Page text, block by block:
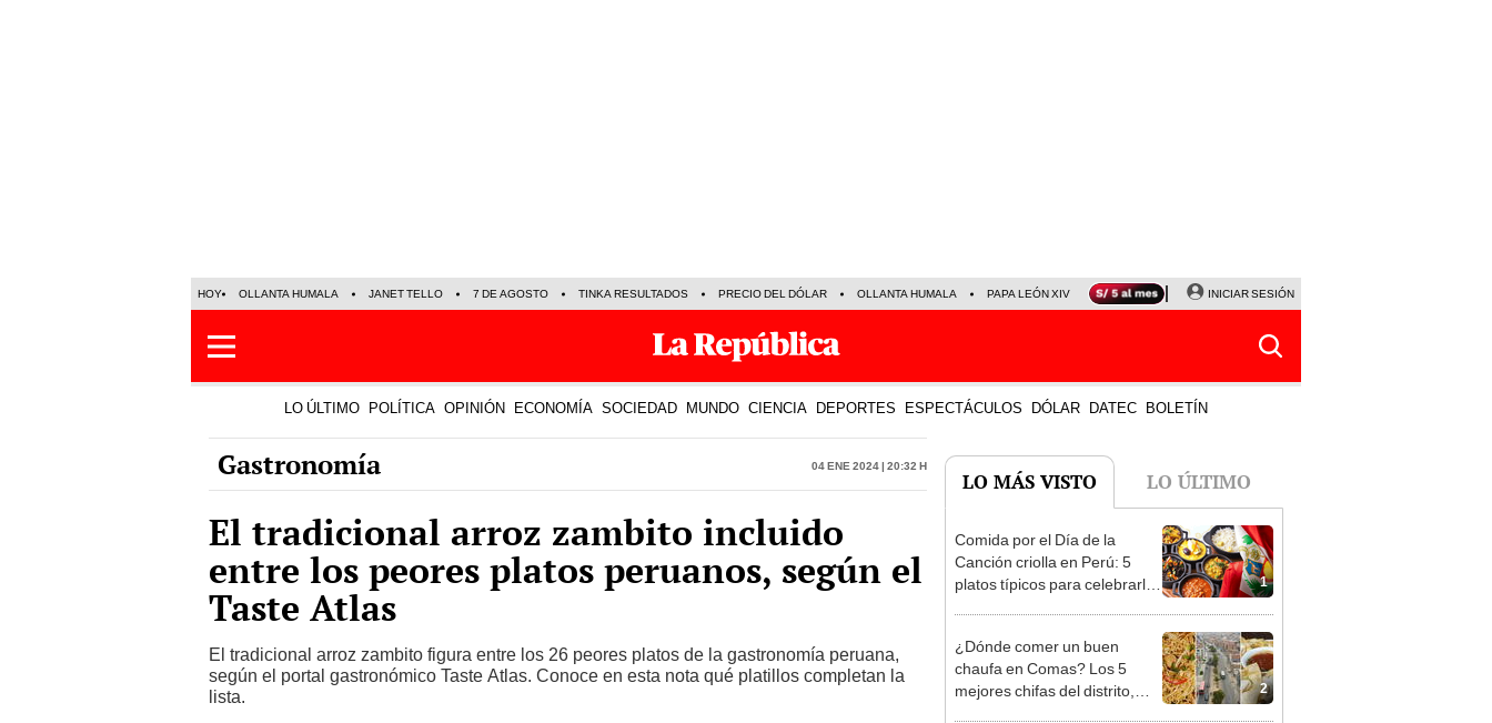
HOY OLLANTA HUMALA JANET TELLO 7 DE AGOSTO TINKA RESULTADOS PRECIO DEL DÓLAR OLLANTA HUMALA PAPA LEÓN XIV NALDY SALDAÑA LA BELLA LUZ
INICIAR SESIÓN
LO ÚLTIMO POLÍTICA OPINIÓN ECONOMÍA SOCIEDAD MUNDO CIENCIA DEPORTES ESPECTÁCULOS DÓLAR DATEC BOLETÍN
Gastronomía 04 Ene 2024 | 20:32 h
El tradicional arroz zambito incluido
entre los peores platos peruanos, según el
Taste Atlas
El tradicional arroz zambito figura entre los 26 peores platos de la gastronomía peruana,
según el portal gastronómico Taste Atlas. Conoce en esta nota qué platillos completan la
lista.
LO MÁS VISTO LO ÚLTIMO
1
Comida por el Día de la
Canción criolla en Perú: 5
platos típicos para celebrarlo
2
¿Dónde comer un buen
chaufa en Comas? Los 5
mejores chifas del distrito,